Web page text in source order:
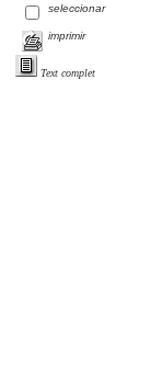
seleccionar
imprimir
Text complet